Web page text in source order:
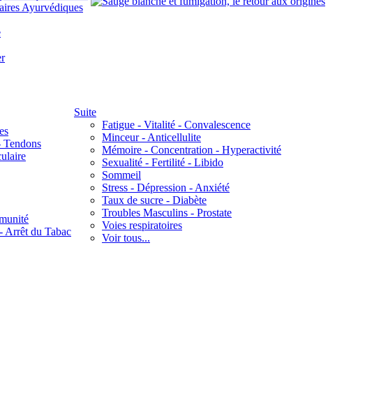
Ayurvédiques
Arrêt du Tabac
Suite
Fatigue - Vitalité - Convalescence
Minceur - Anticellulite
Mémoire - Concentration - Hyperactivité
Sexualité - Fertilité - Libido
Sommeil
Stress - Dépression - Anxiété
Taux de sucre - Diabète
Troubles Masculins - Prostate
Voies respiratoires
Voir tous...